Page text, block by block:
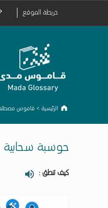
خريطة الموقع
الرئيسية > قاموس
حوسبة سحابية
كيف تنطق :